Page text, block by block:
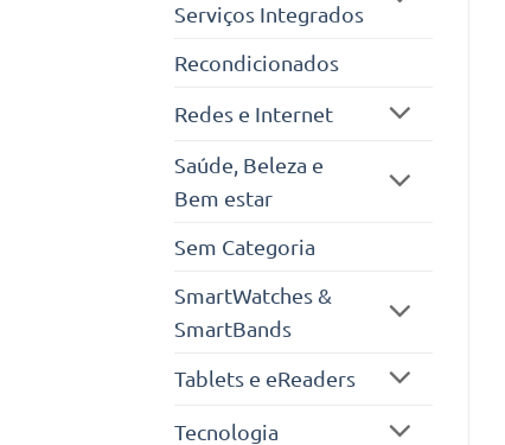
Serviços Integrados
Recondicionados
Redes e Internet
Saúde, Beleza e
Bem estar
Sem Categoria
SmartWatches &
SmartBands
Tablets e eReaders
Tecnologia